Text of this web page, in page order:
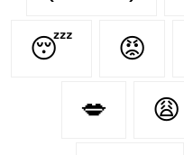
😴 😡
💋 😩